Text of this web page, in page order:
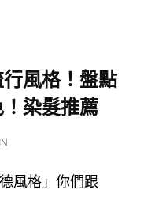
風格！盤點
染髮推薦
風格」你們跟